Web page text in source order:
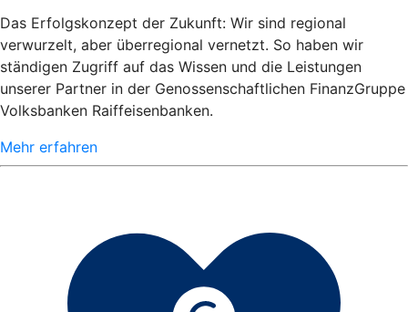
Das Erfolgskonzept der Zukunft: Wir sind regional
verwurzelt, aber überregional vernetzt. So haben wir
ständigen Zugriff auf das Wissen und die Leistungen
unserer Partner in der Genossenschaftlichen FinanzGruppe
Volksbanken Raiffeisenbanken.
Mehr erfahren